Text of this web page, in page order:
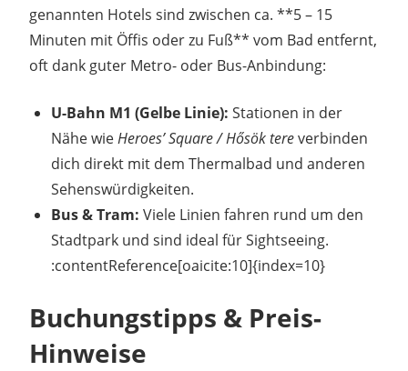
genannten Hotels sind zwischen ca. **5 – 15
Minuten mit Öffis oder zu Fuß** vom Bad entfernt,
oft dank guter Metro- oder Bus-Anbindung:
U-Bahn M1 (Gelbe Linie): Stationen in der
Nähe wieHeroes’ Square / Hősök tereverbinden
dich direkt mit dem Thermalbad und anderen
Sehenswürdigkeiten.
Bus & Tram: Viele Linien fahren rund um den
Stadtpark und sind ideal für Sightseeing.
:contentReference[oaicite:10]{index=10}
Buchungstipps & Preis-
Hinweise